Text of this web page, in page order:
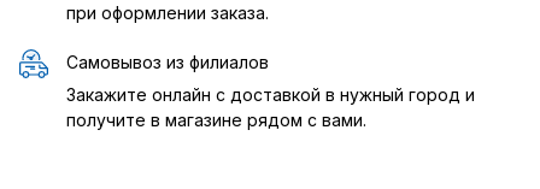
при оформлении заказа.
Самовывоз из филиалов
Закажите онлайн с доставкой в нужный город и
получите в магазине рядом с вами.